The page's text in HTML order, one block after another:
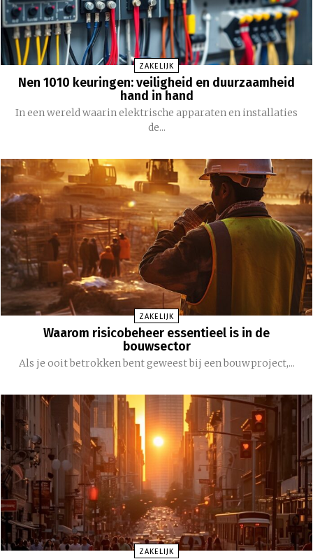
ZAKELIJK
Nen 1010 keuringen: veiligheid en duurzaamheid
hand in hand
In een wereld waarin elektrische apparaten en installaties
de...
ZAKELIJK
Waarom risicobeheer essentieel is in de
bouwsector
Als je ooit betrokken bent geweest bij een bouwproject,...
ZAKELIJK